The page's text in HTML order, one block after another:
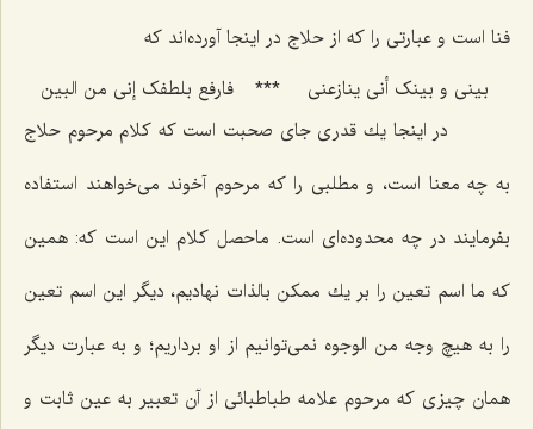
فنا است و عبارتى را كه از حلاج در اینجا آورده‌اند كه
بینى و بینک أنى ینازعنى‌
***
فارفع بلطفک إنى من البین
در اینجا یك قدرى جاى صحبت است كه كلام مرحوم حلاج
به چه معنا است، و مطلبى را كه مرحوم آخوند مى‌خواهند استفاده
بفرمایند در چه محدوده‌اى است. ماحصل كلام این است كه: همین
كه ما اسم تعین را بر یك ممكن بالذات نهادیم، دیگر این اسم تعین
را به هیچ وجه من الوجوه نمى‌توانیم از او برداریم؛ و به عبارت دیگر
همان چیزى كه مرحوم علامه طباطبائى از آن تعبیر به عین ثابت و